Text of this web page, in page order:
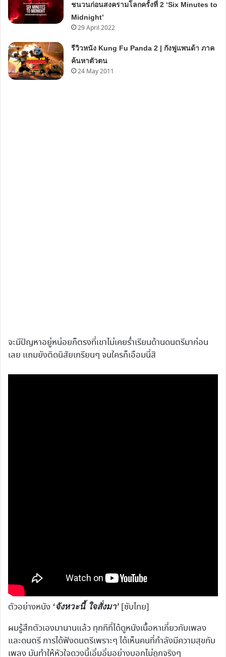
ชนวนก่อนสงครามโลกครั้งที่ 2 ‘Six Minutes to
Midnight’
29 April 2022
รีวิวหนัง Kung Fu Panda 2 | กังฟูแพนด้า ภาค
ค้นหาตัวตน
24 May 2011
จะมีปัญหาอยู่หน่อยก็ตรงที่เขาไม่เคยร่ำเรียนด้านดนตรีมาก่อน
เลย แถมยังติดนิสัยเกรียนๆ จนใครก็เอือมนี่สิ
ตัวอย่างหนัง ‘จังหวะนี้ ใจสั่งมา’ [ซับไทย]
ผมรู้สึกตัวเองมานานแล้ว ทุกทีที่ได้ดูหนังเนื้อหาเกี่ยวกับเพลง
และดนตรี การได้ฟังดนตรีเพราะๆ ได้เห็นคนที่กำลังมีความสุขกับ
เพลง มันทำให้หัวใจดวงนี้เอิ่มอิ่มอย่างบอกไม่ถูกจริงๆ